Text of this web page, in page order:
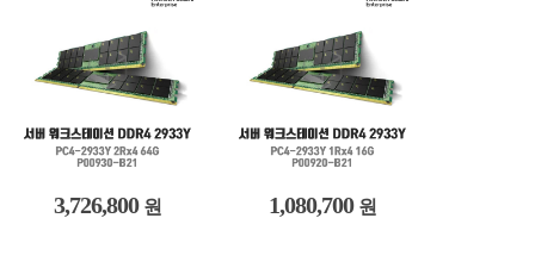
3,726,800 원 1,080,700 원